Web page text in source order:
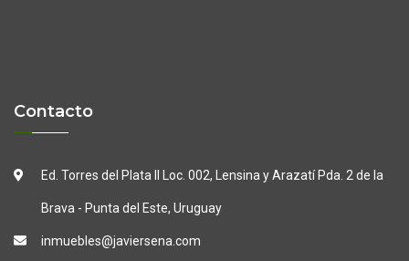
Contacto
Ed. Torres del Plata II Loc. 002, Lensina y Arazatí Pda. 2 de la
Brava - Punta del Este, Uruguay
inmuebles@javiersena.com